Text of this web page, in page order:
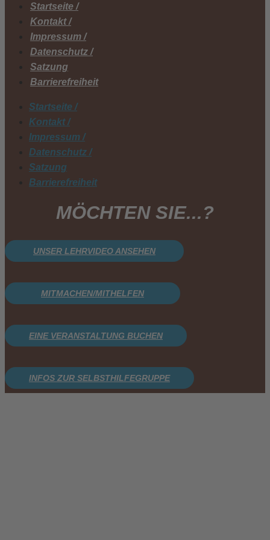
Startseite /
Kontakt /
Impressum /
Datenschutz /
Satzung
Barrierefreiheit
Startseite /
Kontakt /
Impressum /
Datenschutz /
Satzung
Barrierefreiheit
MÖCHTEN SIE...?
UNSER LEHRVIDEO ANSEHEN
MITMACHEN/MITHELFEN
EINE VERANSTALTUNG BUCHEN
INFOS ZUR SELBSTHILFEGRUPPE